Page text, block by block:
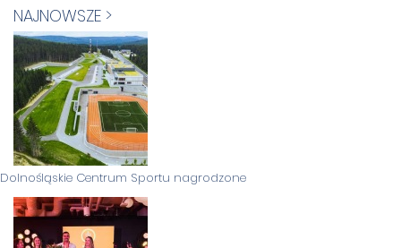
NAJNOWSZE >
Dolnośląskie Centrum Sportu nagrodzone